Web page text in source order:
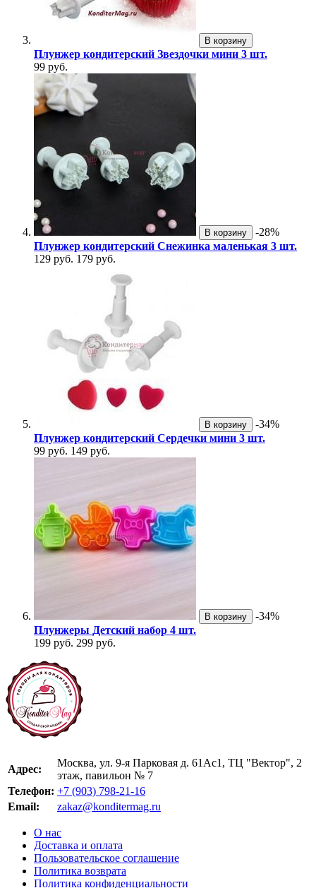
В корзину
Плунжер кондитерский Звездочки мини 3 шт.
99 руб.
В корзину
-28%
Плунжер кондитерский Снежинка маленькая 3 шт.
129 руб. 179 руб.
В корзину
-34%
Плунжер кондитерский Сердечки мини 3 шт.
99 руб. 149 руб.
В корзину
-34%
Плунжеры Детский набор 4 шт.
199 руб. 299 руб.
Адрес:
Москва, ул. 9-я Парковая д. 61Ас1, ТЦ "Вектор", 2
этаж, павильон № 7
Телефон: +7 (903) 798-21-16
Email:
zakaz@konditermag.ru
О нас
Доставка и оплата
Пользовательское соглашение
Политика возврата
Политика конфиденциальности